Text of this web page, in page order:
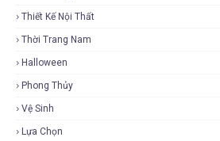
Thiết Kế Nội Thất
Thời Trang Nam
Halloween
Phong Thủy
Vệ Sinh
Lựa Chọn